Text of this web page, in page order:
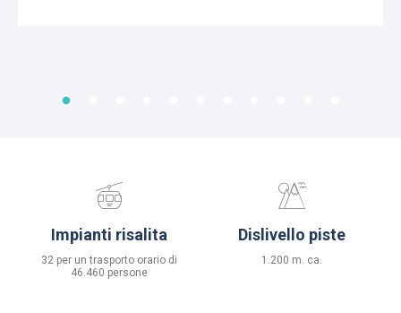
Impianti risalita
32 per un trasporto orario di
46.460 persone
Dislivello piste
1.200 m. ca.